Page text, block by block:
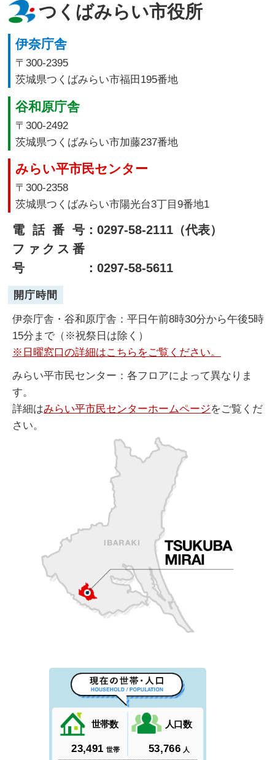
つくばみらい市役所
伊奈庁舎
〒300-2395
茨城県つくばみらい市福田195番地
谷和原庁舎
〒300-2492
茨城県つくばみらい市加藤237番地
みらい平市民センター
〒300-2358
茨城県つくばみらい市陽光台3丁目9番地1
電話番号：0297-58-2111（代表）
ファクス番
号
：0297-58-5611
開庁時間
伊奈庁舎・谷和原庁舎：平日午前8時30分から午後5時
15分まで（※祝祭日は除く）
※日曜窓口の詳細はこちらをご覧ください。
みらい平市民センター：各フロアによって異なりま
す。
詳細はみらい平市民センターホームページをご覧くだ
さい。